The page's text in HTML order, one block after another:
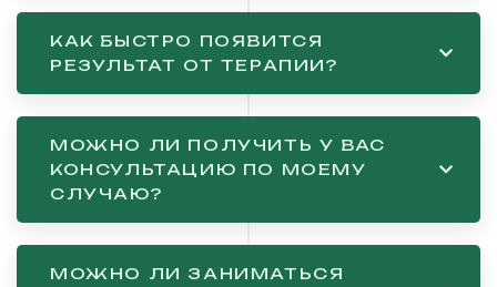
КАК БЫСТРО ПОЯВИТСЯ
РЕЗУЛЬТАТ ОТ ТЕРАПИИ?
МОЖНО ЛИ ПОЛУЧИТЬ У ВАС
КОНСУЛЬТАЦИЮ ПО МОЕМУ
СЛУЧАЮ?
МОЖНО ЛИ ЗАНИМАТЬСЯ